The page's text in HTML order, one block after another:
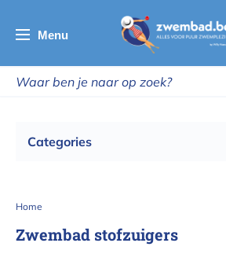
en
de
inhoud
Menu
Categories
Kruimelpad
Home
Zwembad stofzuigers